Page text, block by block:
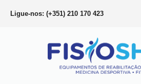
Ligue-nos: (+351) 210 170 423